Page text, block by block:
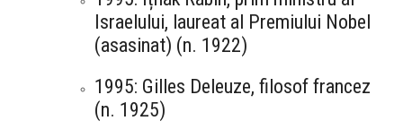
Israelului, laureat al Premiului Nobel
(asasinat) (n. 1922)
1995: Gilles Deleuze, filosof francez
(n. 1925)